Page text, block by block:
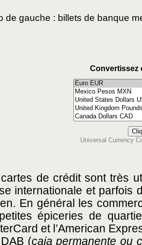
de gauche : billets de banque
Convertissez
Universal Currency
de crédit sont très
internationale et parfois
En général les
épiceries de
et l’American
(caja permanente ou